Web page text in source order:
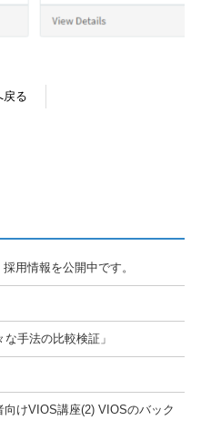
戻る
用情報を公開中です。
手法の比較検証」
けVIOS講座(2) VIOSのバック